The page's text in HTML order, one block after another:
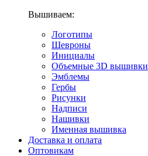
Вышиваем:
Логотипы
Шевроны
Инициалы
Объемные 3D вышивки
Эмблемы
Гербы
Рисунки
Надписи
Нашивки
Именная вышивка
Доставка и оплата
Оптовикам